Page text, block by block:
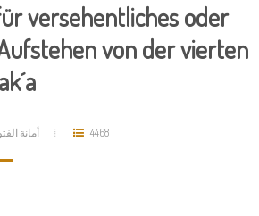
versehentliches oder
von der vierten
أمانة 4468